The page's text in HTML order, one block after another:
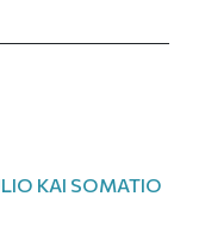
KAI SOMATIO